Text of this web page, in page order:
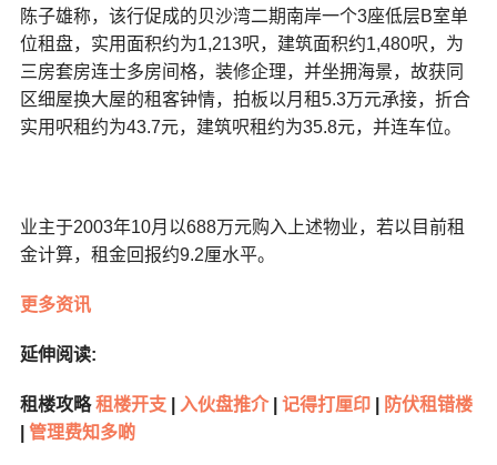
陈子雄称，该行促成的贝沙湾二期南岸一个3座低层B室单
位租盘，实用面积约为1,213呎，建筑面积约1,480呎，为
三房套房连士多房间格，装修企理，并坐拥海景，故获同
区细屋换大屋的租客钟情，拍板以月租5.3万元承接，折合
实用呎租约为43.7元，建筑呎租约为35.8元，并连车位。
业主于2003年10月以688万元购入上述物业，若以目前租
金计算，租金回报约9.2厘水平。
更多资讯
延伸阅读:
租楼攻略租楼开支 入伙盘推介 记得打厘印
防伏租错楼
管理费知多啲